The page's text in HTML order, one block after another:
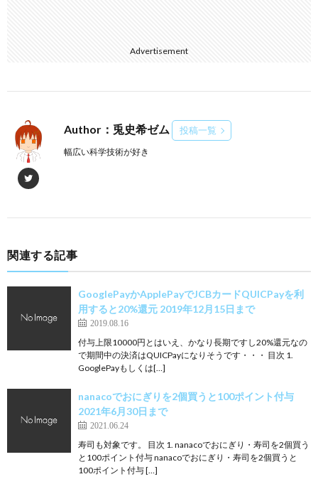
Advertisement
Author：兎史希ゼム 投稿一覧
幅広い科学技術が好き
関連する記事
GooglePayかApplePayでJCBカードQUICPayを利
用すると20%還元 2019年12月15日まで
2019.08.16
付与上限10000円とはいえ、かなり長期ですし20%還元なの
で期間中の決済はQUICPayになりそうです・・・ 目次 1.
GooglePayもしくは[…]
nanacoでおにぎりを2個買うと100ポイント付与
2021年6月30日まで
2021.06.24
寿司も対象です。 目次 1. nanacoでおにぎり・寿司を2個買う
と100ポイント付与 nanacoでおにぎり・寿司を2個買うと
100ポイント付与 […]